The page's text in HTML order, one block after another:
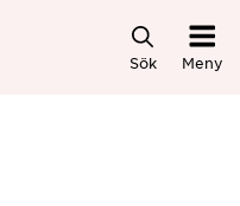
Sök Meny